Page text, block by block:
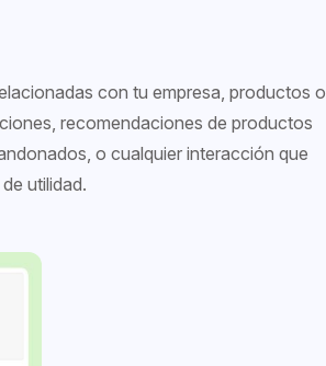
con tu empresa, productos o
recomendaciones de productos
o cualquier interacción que
utilidad.